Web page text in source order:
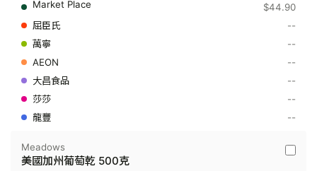
-
提
乾
$44.90
--
--
--
--
--
--
Meadows
美國加州葡萄乾 500克